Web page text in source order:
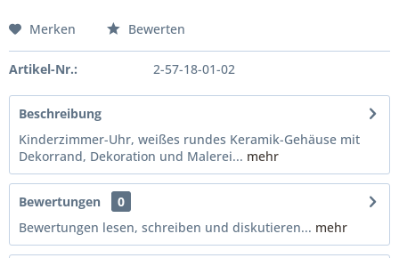
Merken Bewerten
Artikel-Nr.: 2-57-18-01-02
Beschreibung
Kinderzimmer-Uhr, weißes rundes Keramik-Gehäuse mit
Dekorrand, Dekoration und Malerei... mehr
Bewertungen
0
Bewertungen lesen, schreiben und diskutieren... mehr